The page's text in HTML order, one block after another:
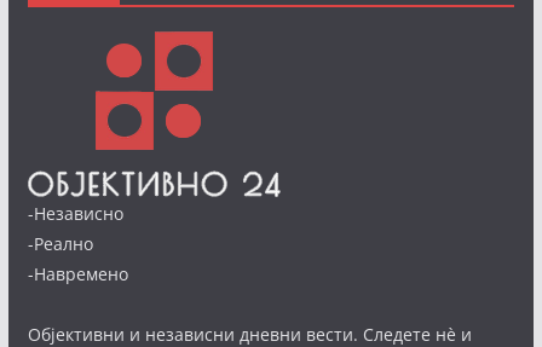
-Независно
-Реално
-Навремено
Објективни и независни дневни вести. Следете нè и